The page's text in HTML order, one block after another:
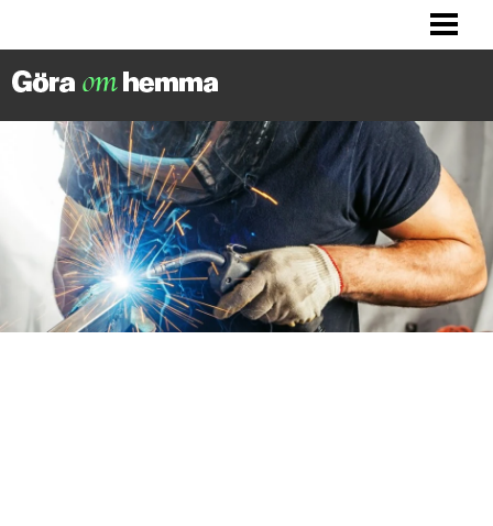
LITET KÖK? HITTA INSPIRATION!
FIXA HALLEN
BLOGG